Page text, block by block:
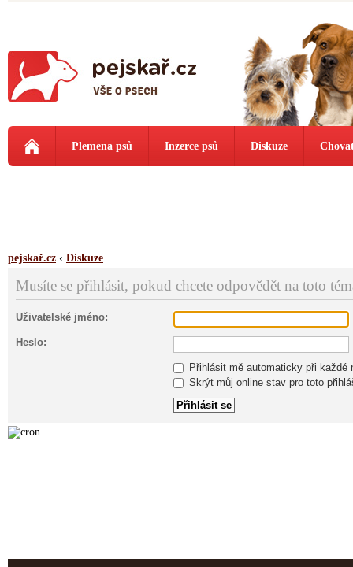
Plemena psů Inzerce psů Diskuze
pejskař.cz ‹ Diskuze
Musíte se přihlásit, pokud chcete odpovědět na toto
Uživatelské jméno:
Heslo:
Přihlásit mě automaticky při každé
Skrýt můj online stav pro toto